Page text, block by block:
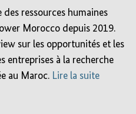
ressources humaines
Morocco depuis 2019.
sur les opportunités et les
entreprises à la recherche
au Maroc. Lire la suite